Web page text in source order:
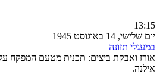
13:15
יום שלישי, 14 באוגוסט 1945
במעגלי תזונה
אורז ואבקת ביצים: תכנית מטעם המפקח
אילנה.